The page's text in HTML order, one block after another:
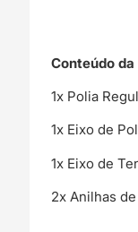
Conteúdo
1x Polia
1x Eixo de
1x Eixo de
2x Anilhas